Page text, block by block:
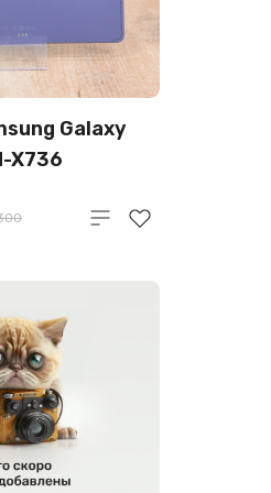
Galaxy
X736